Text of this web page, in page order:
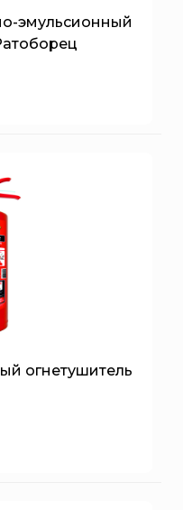
эмульсионный
огнетушитель